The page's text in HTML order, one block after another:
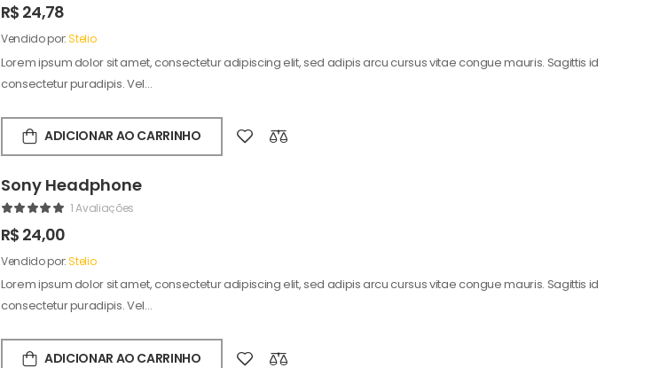
R$ 24,78
Vendido por:Stelio
Lorem ipsum dolor sit amet, consectetur adipiscing elit, sed adipis arcu cursus vitae congue mauris. Sagittis id
consectetur puradipis. Vel…
ADICIONAR AO CARRINHO
Sony Headphone
1 Avaliações
R$ 24,00
Vendido por:Stelio
Lorem ipsum dolor sit amet, consectetur adipiscing elit, sed adipis arcu cursus vitae congue mauris. Sagittis id
consectetur puradipis. Vel…
ADICIONAR AO CARRINHO